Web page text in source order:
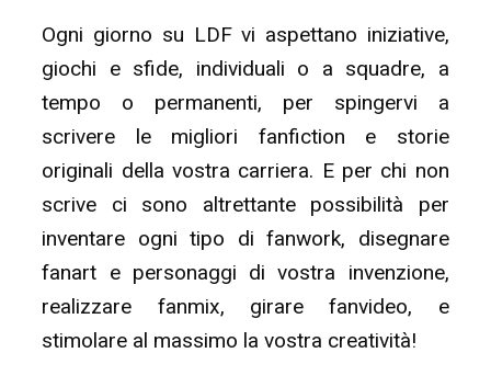
Ogni giorno su LDF vi aspettano iniziative,
giochi e sfide, individuali o a squadre, a
tempo o permanenti, per spingervi a
scrivere le migliori fanfiction e storie
originali della vostra carriera. E per chi non
scrive ci sono altrettante possibilità per
inventare ogni tipo di fanwork, disegnare
fanart e personaggi di vostra invenzione,
realizzare fanmix, girare fanvideo, e
stimolare al massimo la vostra creatività!